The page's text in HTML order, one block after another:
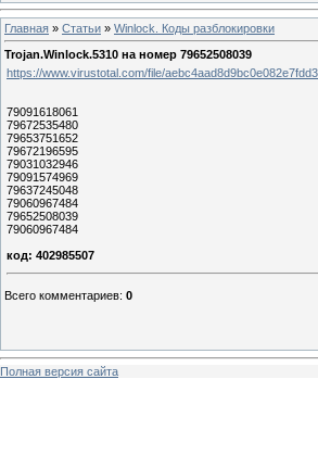
Главная » Статьи » Winlock. Коды разблокировки
Trojan.Winlock.5310 на номер 79652508039
https://www.virustotal.com/file/
79091618061
79672535480
79653751652
79672196595
79031032946
79091574969
79637245048
79060967484
79652508039
79060967484
код: 402985507
Всего комментариев: 0
Полная версия сайта